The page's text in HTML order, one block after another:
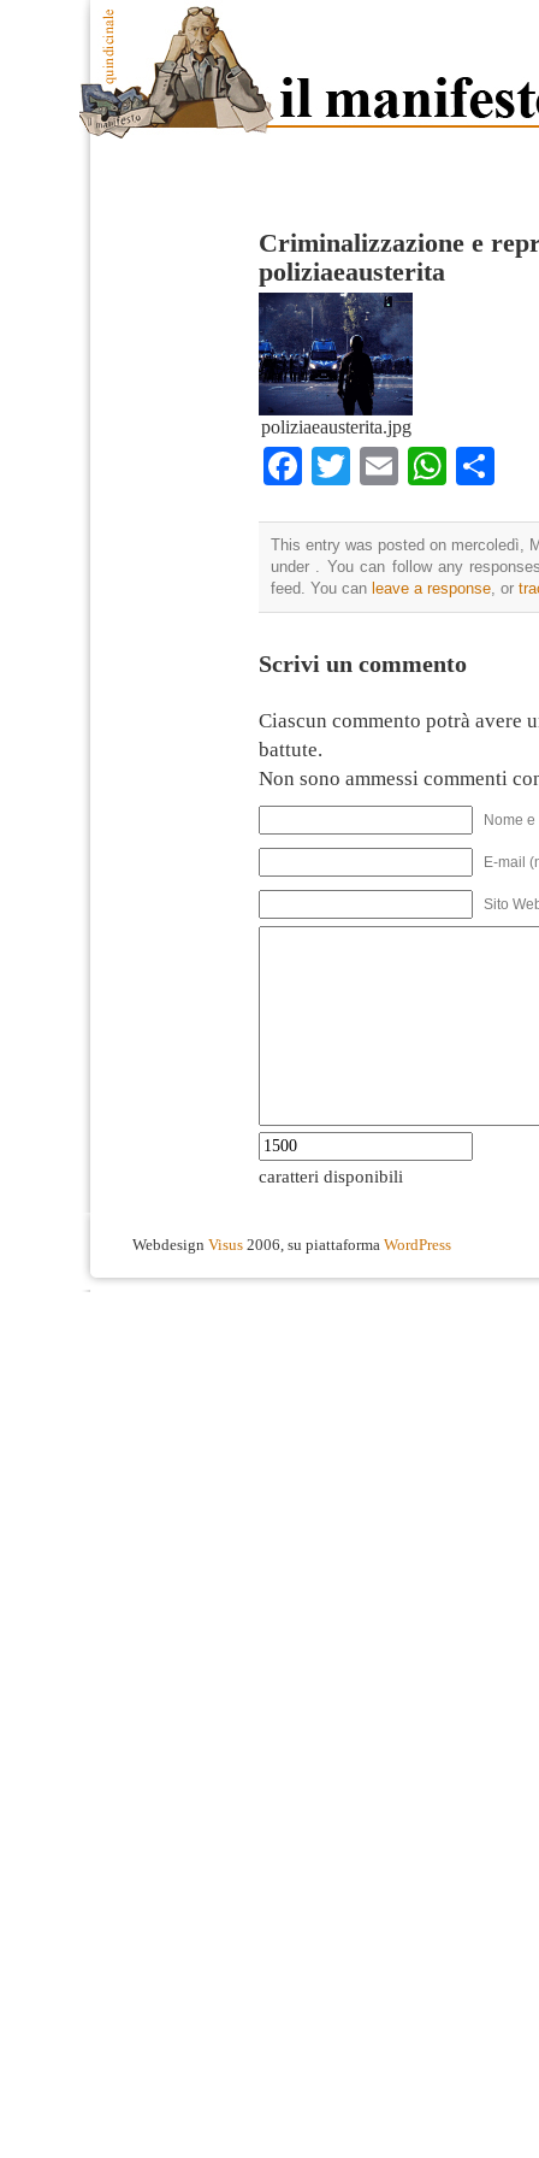
Criminalizzazione e
poliziaeausterita
poliziaeausterita.jpg
Facebook
TwitterEmail
This entry was posted on mercoledì,
under . You can follow any
feed. You can leave a response, or
Scrivi un commento
Ciascun commento potrà avere
battute.
Non sono ammessi commenti
Nome
E-mail
Sito
caratteri disponibili
Webdesign Visus 2006, su piattaforma WordPress